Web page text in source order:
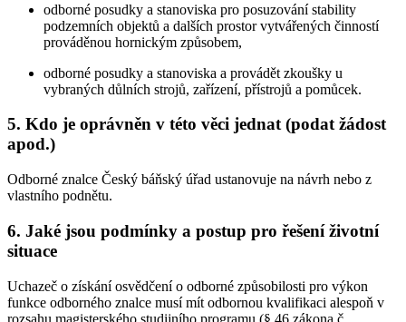
odborné posudky a stanoviska pro posuzování stability
podzemních objektů a dalších prostor vytvářených činností
prováděnou hornickým způsobem,
odborné posudky a stanoviska a provádět zkoušky u
vybraných důlních strojů, zařízení, přístrojů a pomůcek.
5. Kdo je oprávněn v této věci jednat (podat žádost
apod.)
Odborné znalce Český báňský úřad ustanovuje na návrh nebo z
vlastního podnětu.
6. Jaké jsou podmínky a postup pro řešení životní
situace
Uchazeč o získání osvědčení o odborné způsobilosti pro výkon
funkce odborného znalce musí mít odbornou kvalifikaci alespoň v
rozsahu magisterského studijního programu (§ 46 zákona č.